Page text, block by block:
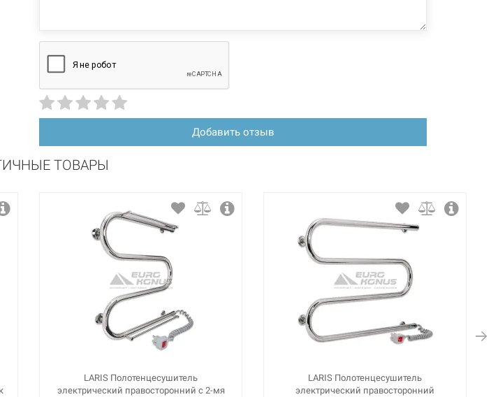
Добавить отзыв
ТОВАРЫ
LARIS Полотенцесушитель
электрический правосторонний с 2-мя
LARIS Полотенцесушитель
электрический правосторонний